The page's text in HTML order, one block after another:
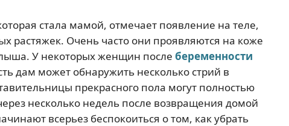
стала мамой, отмечает появление на теле,
растяжек. Очень часто они проявляются на коже
У некоторых женщин после беременности
дам может обнаружить несколько стрий в
прекрасного пола могут полностью
несколько недель после возвращения домой
всерьез беспокоиться о том, как убрать